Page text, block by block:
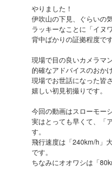
やりました！
伊吹山の下見、ぐらいの
ラッキーなことに「イヌ
背中ばかりの証拠程度で
現場で目の良いカメラマ
的確なアドバイスのおかげ
現場でお世話になった皆
嬉しい初見初撮りです。
今回の動画はスローモー
実はとっても早くて、「
す。
飛行速度は「240km/h」
です。
ちなみにオオワシは「